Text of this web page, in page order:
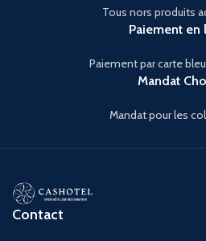
Livraison
en France
Tous nors produits
Paiement en
Paiement par carte
Mandat
Mandat pour les
Contact